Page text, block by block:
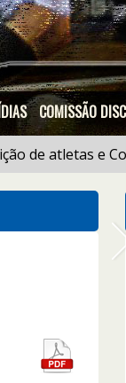
COMISSÃO
atletas e